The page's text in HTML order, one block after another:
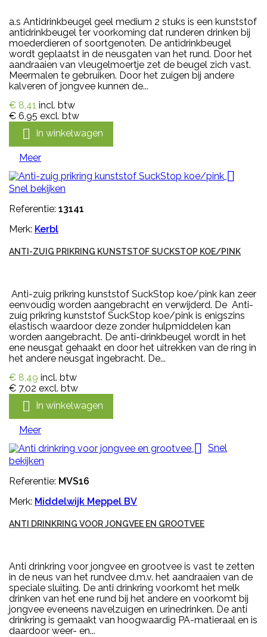
a.s Antidrinkbeugel geel medium 2 stuks is een kunststof
antidrinkbeugel ter voorkoming dat runderen drinken bij
moederdieren of soortgenoten. De antidrinkbeugel
wordt geplaatst in de neusgaten van het rund. Door het
aandraaien van vleugelmoertje zet de beugel zich vast.
Meermalen te gebruiken. Door het zuigen bij andere
kalveren of jongvee kunnen de...
€ 8,41 incl. btw
€ 6,95 excl. btw
 In winkelwagen
Meer

Snel bekijken
Referentie: 13141
Merk: Kerbl
ANTI-ZUIG PRIKRING KUNSTSTOF SUCKSTOP KOE/PINK
Anti-zuig prikring kunststof SuckStop koe/pink kan zeer
eenvoudig worden aangebracht en verwijderd. De Anti-
zuig prikring kunststof SuckStop koe/pink is enigszins
elastisch waardoor deze zonder hulpmiddelen kan
worden aangebracht. De anti-drinkbeugel wordt in het
ene neusgat gehaakt en door het uitrekken van de ring in
het andere neusgat ingebracht. De...
€ 8,49 incl. btw
€ 7,02 excl. btw
 In winkelwagen
Meer
 Snel
bekijken
Referentie: MVS16
Merk: Middelwijk Meppel BV
ANTI DRINKRING VOOR JONGVEE EN GROOTVEE
Anti drinkring voor jongvee en grootvee is vast te zetten
in de neus van het rundvee d.m.v. het aandraaien van de
speciale sluiting. De anti drinkring voorkomt het melk
drinken van het ene rund bij het andere en voorkomt bij
jongvee eveneens navelzuigen en urinedrinken. De anti
drinkring is gemaakt van hoogwaardig PA-matieraal en is
daardoor weer- en...